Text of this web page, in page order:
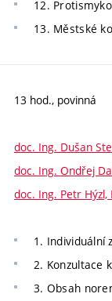
12.
13. Městské
13 hod., povinná
doc. Ing. Dušan
doc. Ing. Ondřej
doc. Ing. Petr Hýzl,
1. Individuální
2. Konzultace
3. Obsah